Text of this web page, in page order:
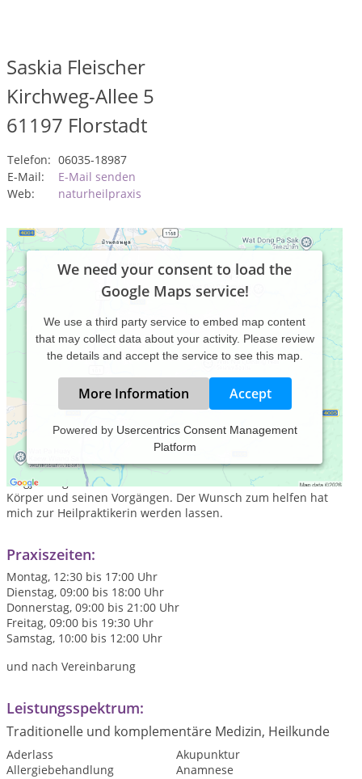
Saskia Fleischer
Kirchweg-Allee 5
61197 Florstadt
Telefon: 06035-18987
E-Mail:
E-Mail senden
Web:
naturheilpraxis
We need your consent to load the
Google Maps service!
We use a third party service to embed map content
that may collect data about your activity. Please review
the details and accept the service to see this map.
More Information Accept
Powered by Usercentrics Consent Management
Platform
Heilpraktikerin seit 2007. Mutter von 2 Kindern und
langjährige Mitarbeiterin eines Finanzinstitutes. Über meine
langjähriuge Arbeit als Fitnesstrainerin kam das Interesse am
Körper und seinen Vorgängen. Der Wunsch zum helfen hat
mich zur Heilpraktikerin werden lassen.
Praxiszeiten:
Montag, 12:30 bis 17:00 Uhr
Dienstag, 09:00 bis 18:00 Uhr
Donnerstag, 09:00 bis 21:00 Uhr
Freitag, 09:00 bis 19:30 Uhr
Samstag, 10:00 bis 12:00 Uhr
und nach Vereinbarung
Leistungsspektrum:
Traditionelle und komplementäre Medizin, Heilkunde
Aderlass
Akupunktur
Allergiebehandlung
Anamnese